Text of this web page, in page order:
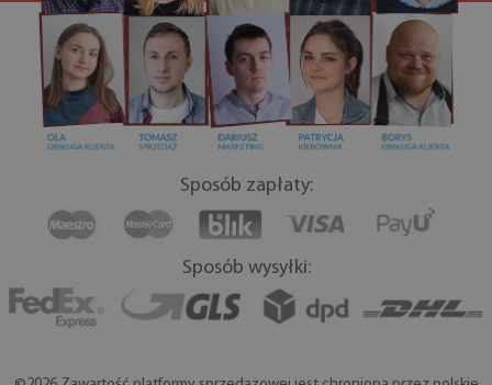
Sposób zapłaty:
Sposób wysyłki: